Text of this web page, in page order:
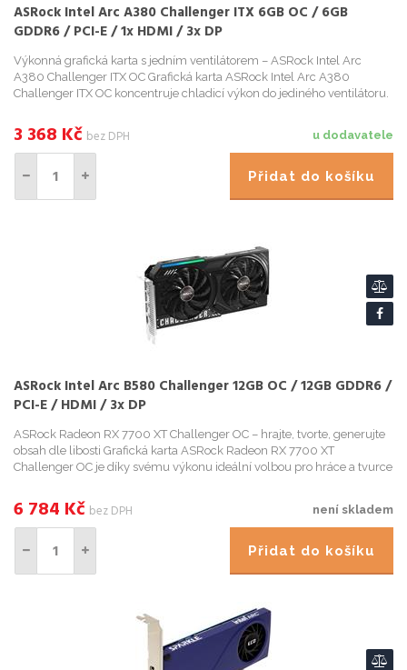
ASRock Intel Arc A380 Challenger ITX 6GB OC / 6GB
GDDR6 / PCI-E / 1x HDMI / 3x DP
Výkonná grafická karta s jedním ventilátorem – ASRock Intel Arc
A380 Challenger ITX OC Grafická karta ASRock Intel Arc A380
Challenger ITX OC koncentruje chladicí výkon do jediného ventilátoru.
u dodavatele
3 368 Kč bez DPH
Přidat do košíku
ASRock Intel Arc B580 Challenger 12GB OC / 12GB GDDR6 /
PCI-E / HDMI / 3x DP
ASRock Radeon RX 7700 XT Challenger OC – hrajte, tvorte, generujte
obsah dle libosti Grafická karta ASRock Radeon RX 7700 XT
Challenger OC je díky svému výkonu ideální volbou pro hráce a tvurce
není skladem
6 784 Kč bez DPH
Přidat do košíku